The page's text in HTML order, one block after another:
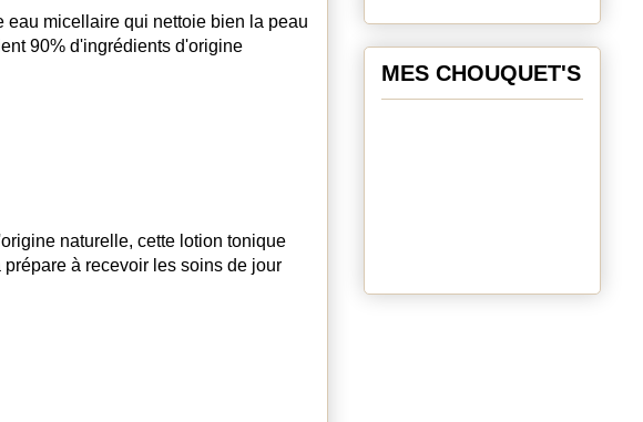
micellaire qui nettoie bien la peau
90% d'ingrédients d'origine
naturelle, cette lotion tonique
à recevoir les soins de jour
MES CHOUQUET'S